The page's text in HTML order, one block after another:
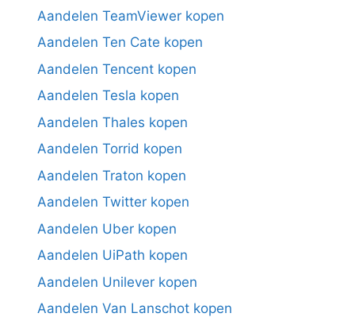
Aandelen TeamViewer kopen
Aandelen Ten Cate kopen
Aandelen Tencent kopen
Aandelen Tesla kopen
Aandelen Thales kopen
Aandelen Torrid kopen
Aandelen Traton kopen
Aandelen Twitter kopen
Aandelen Uber kopen
Aandelen UiPath kopen
Aandelen Unilever kopen
Aandelen Van Lanschot kopen